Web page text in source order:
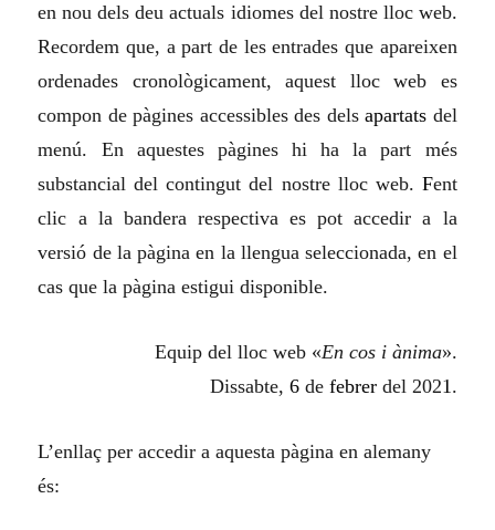
en nou dels deu actuals idiomes del nostre lloc web.
Recordem que, a part de les entrades que apareixen
ordenades cronològicament, aquest lloc web es
compon de pàgines accessibles des delsapartats del
menú. En aquestes pàgines hi ha la part més
substancial del contingut del nostre lloc web. Fent
clic a la bandera respectiva es pot accedir a la
versió de la pàgina en la llengua seleccionada, en el
cas que la pàgina estigui disponible.
Equip del lloc web «En cos i ànima».
Dissabte, 6de febrerdel 2021.
L’enllaç per accedir a aquesta pàgina en alemany
és: